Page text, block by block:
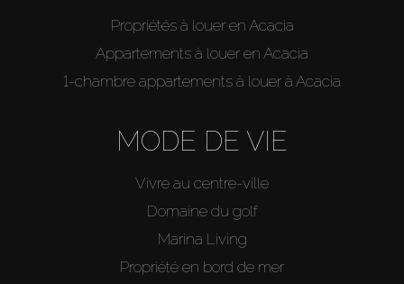
Propriétés à louer en Acacia
Appartements à louer en Acacia
1-chambre appartements à louer à Acacia
MODE DE VIE
Vivre au centre-ville
Domaine du golf
Marina Living
Propriété en bord de mer